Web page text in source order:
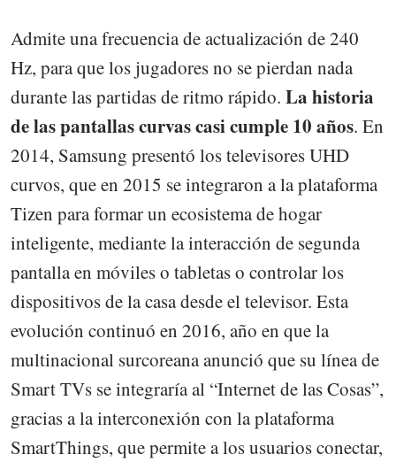
Admite una frecuencia de actualización de 240
Hz, para que los jugadores no se pierdan nada
durante las partidas de ritmo rápido. La historia
de las pantallas curvas casi cumple 10 años. En
2014, Samsung presentó los televisores UHD
curvos, que en 2015 se integraron a la plataforma
Tizen para formar un ecosistema de hogar
inteligente, mediante la interacción de segunda
pantalla en móviles o tabletas o controlar los
dispositivos de la casa desde el televisor. Esta
evolución continuó en 2016, año en que la
multinacional surcoreana anunció que su línea de
Smart TVs se integraría al “Internet de las Cosas”,
gracias a la interconexión con la plataforma
SmartThings, que permite a los usuarios conectar,